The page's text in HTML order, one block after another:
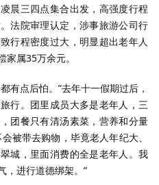
晨三四点集合出发，高强度行程
法院审理认定，涉事旅游公司行
行程密度过大，明显超出老年人
属35万余元。
有点后怕。”去年十一假期过后，
行。团里成员大多是老年人，三
团餐只有清汤素菜，营养和分量
被带去购物，毕竟老人年纪大、
城，里面消费的全是老年人。我
，进行道德绑架。”